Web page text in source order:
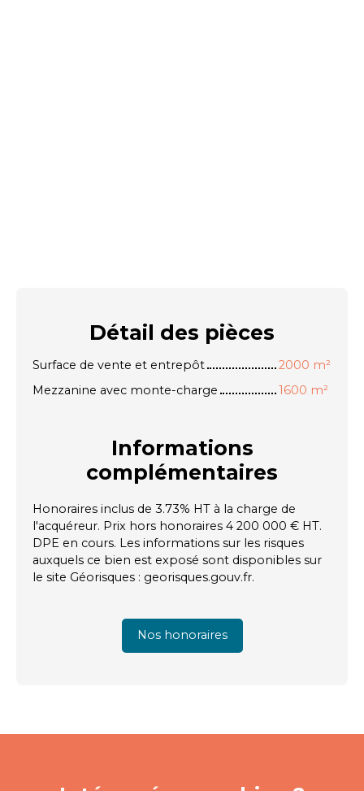
Détail des pièces
Surface de vente et entrepôt
2000 m²
Mezzanine avec monte-charge
1600 m²
Informations
complémentaires
Honoraires inclus de 3.73% HT à la charge de
l'acquéreur. Prix hors honoraires 4 200 000 € HT.
DPE en cours. Les informations sur les risques
auxquels ce bien est exposé sont disponibles sur
le site Géorisques : georisques.gouv.fr.
Nos honoraires